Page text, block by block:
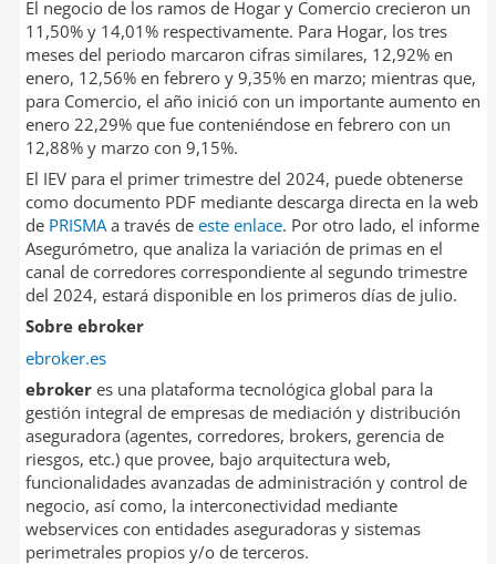
El negocio de los ramos de Hogar y Comercio crecieron un
11,50% y 14,01% respectivamente. Para Hogar, los tres
meses del periodo marcaron cifras similares, 12,92% en
enero, 12,56% en febrero y 9,35% en marzo; mientras que,
para Comercio, el año inició con un importante aumento en
enero 22,29% que fue conteniéndose en febrero con un
12,88% y marzo con 9,15%.
El IEV para el primer trimestre del 2024, puede obtenerse
como documento PDF mediante descarga directa en la web
de PRISMAa través de este enlace. Por otro lado, el informe
Asegurómetro, que analiza la variación de primas en el
canal de corredores correspondiente al segundo trimestre
del 2024, estará disponible en los primeros días de julio.
Sobre ebroker
ebroker.es
ebrokeres una plataforma tecnológica global para la
gestión integral de empresas de mediación y distribución
aseguradora (agentes, corredores, brokers, gerencia de
riesgos, etc.) que provee, bajo arquitectura web,
funcionalidades avanzadas de administración y control de
negocio, así como, la interconectividad mediante
webservices con entidades aseguradoras y sistemas
perimetrales propios y/o de terceros.